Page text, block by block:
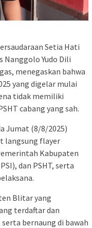
Setia Hati
Nanggolo Yudo Dili
menegaskan bahwa
yang digelar mulai
tidak memiliki
cabang yang sah.
Jumat (8/8/2025)
langsung flayer
Kabupaten
dan PSHT, serta
Blitar yang
terdaftar dan
bernaung di bawah